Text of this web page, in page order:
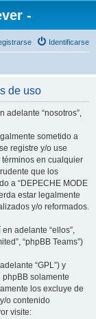
-
Identificarse
de uso
adelante “nosotros”,
sometido a
registre y/o use
términos en cualquier
que los
a “DEPECHE MODE
estar legalmente
y/o reformados.
adelante “ellos”,
“phpBB Teams”)
“GPL”) y
phpBB solamente
los excluye de
o contenido
visite: